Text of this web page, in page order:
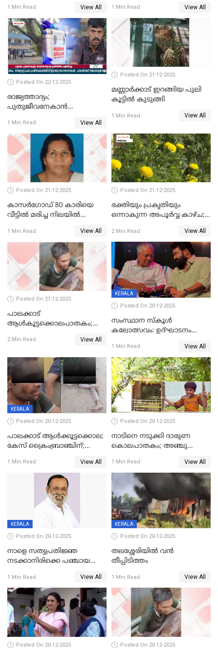
ദാരുണാന്ത്യം; ജീപ്സി
ഓടിച്ചയാൾ അറസ്റ്റിൽ.
1 Min Read View All 1 Min Read View All
Posted On 22-12-2025
രാജ്യത്താദ്യം;
പുതുജീവനേകാൻ
എറണാകുളം സർക്കാർ
ജനറൽ
ആശുപത്രിയിലെത്തിച്ചു
1 Min Read View All
Posted On 21-12-2025
മണ്ണാർക്കാട് ഇറങ്ങിയ പുലി
കൂട്ടിൽ കുടുങ്ങി
1 Min Read View All
Posted On 21-12-2025
കാസർഗോഡ് 80 കാരിയെ
വീട്ടിൽ മരിച്ച നിലയിൽ
1 Min Read View All
Posted On 21-12-2025
ഭക്തിയും പ്രകൃതിയും
ഒന്നാകുന്ന അപൂര്‍വ്വ കാഴ്ച;
കാഴ്ചാനുഭവമൊരുക്കി
ശബരീ നന്ദനം
2 Min Read View All
Posted On 21-12-2025
പാലക്കാട്‌
ആൾകൂട്ടക്കൊലപാതകം;
ഊർജ്ജിതമാക്കിമാക്കി
2 Min Read View All
KERALA
Posted On 20-12-2025
സംസ്ഥാന സ്കൂൾ
കലോത്സവം: ഉദ്ഘാടനം
മുഖ്യാതിഥിയായി
മോഹൻലാൽ
1 Min Read View All
KERALA
Posted On 20-12-2025
പാലക്കാട് ആൾക്കൂട്ടക്കൊല;
കേസ് ക്രൈംബ്രാഞ്ചിന്;
അന്വേഷിക്കും
1 Min Read View All
Posted On 20-12-2025
നാടിനെ നടുക്കി ദാരുണ
കൊലപാതകം; അഞ്ചു
കഴുത്തുഞെരിച്ച് കൊന്നു
1 Min Read View All
KERALA
Posted On 20-12-2025
നാളെ സത്യപ്രതിജ്ഞ
നടക്കാനിരിക്കെ പഞ്ചായത്ത്
1 Min Read View All
KERALA
Posted On 20-12-2025
തലശ്ശേരിയിൽ വൻ
തീപ്പിടിത്തം
1 Min Read View All
Posted On 20-12-2025 Posted On 20-12-2025